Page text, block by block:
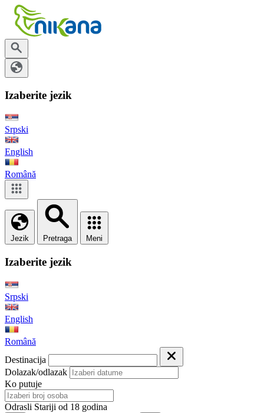
Izaberite jezik
Srpski
English
Română
Jezik Pretraga Meni
Izaberite jezik
Srpski
English
Română
Destinacija
Dolazak/odlazak
Ko putuje
Odrasli Stariji od 18 godina